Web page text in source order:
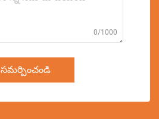
0/1000
సమర్పించండి